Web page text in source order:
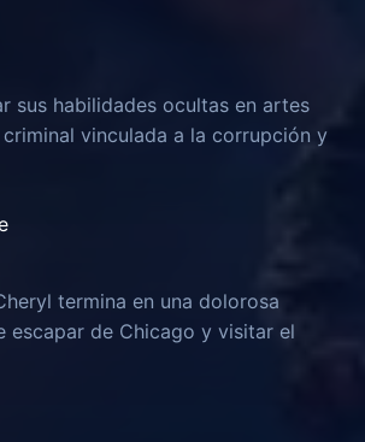
sus habilidades ocultas en artes
vinculada a la corrupción y
termina en una dolorosa
escapar de Chicago y visitar el